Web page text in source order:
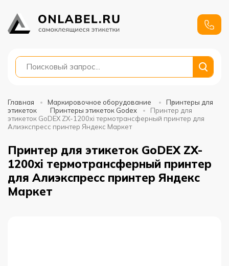
+7
991
Главная Маркировочное оборудование
Принтеры для
этикеток
Принтеры этикеток Godex
Принтер для
этикеток GoDEX ZX-1200xi термотрансферный принтер для
Алиэкспресс принтер Яндекс Маркет
Принтер для этикеток GoDEX ZX-
1200xi термотрансферный принтер
для Алиэкспресс принтер Яндекс
Маркет